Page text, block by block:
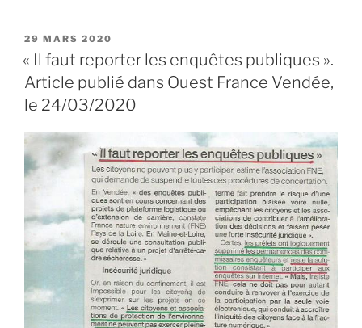
PUBLIÉ
LE
29 MARS 2020
« Il faut reporter les enquêtes publiques ».
Article publié dans Ouest France Vendée,
le 24/03/2020